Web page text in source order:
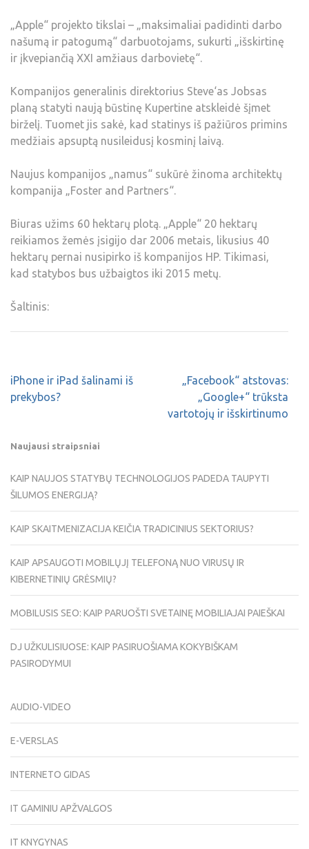
„Apple“ projekto tikslai – „maksimaliai padidinti darbo
našumą ir patogumą“ darbuotojams, sukurti „išskirtinę
ir įkvepiančią XXI amžiaus darbovietę“.
Kompanijos generalinis direktorius Steve‘as Jobsas
planą statyti naują būstinę Kupertine atskleidė šįmet
birželį. Tuomet jis sakė, kad statinys iš pažiūros primins
medžiais apsuptą nusileidusį kosminį laivą.
Naujus kompanijos „namus“ sukūrė žinoma architektų
kompanija „Foster and Partners“.
Biuras užims 60 hektarų plotą. „Apple“ 20 hektarų
reikiamos žemės įsigijo dar 2006 metais, likusius 40
hektarų pernai nusipirko iš kompanijos HP. Tikimasi,
kad statybos bus užbaigtos iki 2015 metų.
Šaltinis:
iPhone ir iPad šalinami iš
prekybos?
„Facebook“ atstovas:
„Google+“ trūksta
vartotojų ir išskirtinumo
Naujausi straipsniai
KAIP NAUJOS STATYBŲ TECHNOLOGIJOS PADEDA TAUPYTI
ŠILUMOS ENERGIJĄ?
KAIP SKAITMENIZACIJA KEIČIA TRADICINIUS SEKTORIUS?
KAIP APSAUGOTI MOBILŲJĮ TELEFONĄ NUO VIRUSŲ IR
KIBERNETINIŲ GRĖSMIŲ?
MOBILUSIS SEO: KAIP PARUOŠTI SVETAINĘ MOBILIAJAI PAIEŠKAI
DJ UŽKULISIUOSE: KAIP PASIRUOŠIAMA KOKYBIŠKAM
PASIRODYMUI
AUDIO-VIDEO
E-VERSLAS
INTERNETO GIDAS
IT GAMINIU APŽVALGOS
IT KNYGYNAS